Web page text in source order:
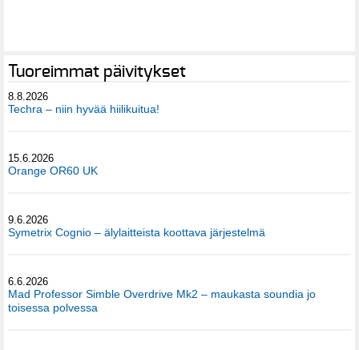
Tuoreimmat päivitykset
8.8.2026
Techra – niin hyvää hiilikuitua!
15.6.2026
Orange OR60 UK
9.6.2026
Symetrix Cognio – älylaitteista koottava järjestelmä
6.6.2026
Mad Professor Simble Overdrive Mk2 – maukasta soundia jo
toisessa polvessa